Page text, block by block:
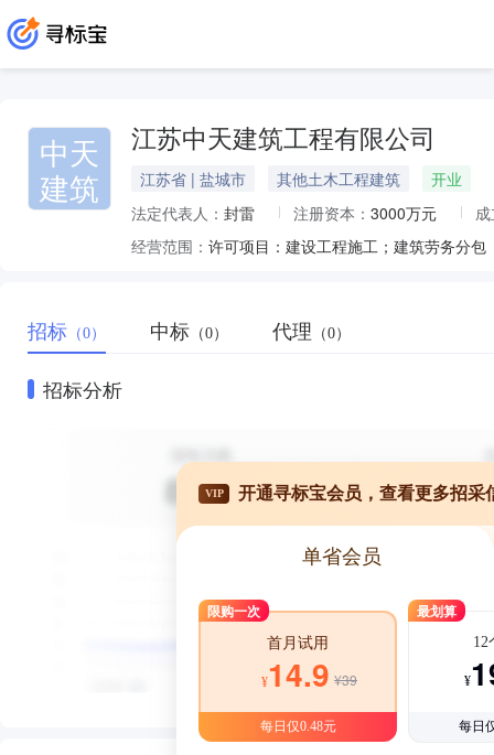
中天
建筑
江苏中天建筑工程有限公司
江苏省 | 盐城市 其他土木工程建筑
开业
法定代表人： 封雷 注册资本： 3000万元
经营范围：
招标 （0） 中标 （0） 代理 （0）
招标分析
VIP 开通寻标宝会员，查看更多招采
单省会员
限购一次
首月试用
¥14.9 ¥39
每日仅0.48元
最划算
12
¥
每日